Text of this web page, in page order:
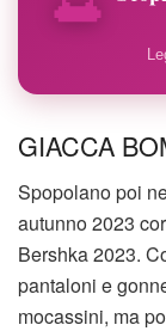
GIACCA
Spopolano poi
autunno 2023
Bershka 2023.
pantaloni e
mocassini, ma